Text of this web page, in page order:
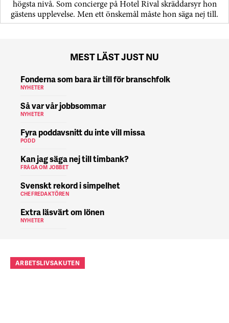
högsta nivå. Som concierge på Hotel Rival skräddarsyr hon
gästens upp­levelse. Men ett önskemål måste hon säga nej till.
MEST LÄST JUST NU
Fonderna som bara är till för branschfolk
NYHETER
Så var vår jobbsommar
NYHETER
Fyra poddavsnitt du inte vill missa
PODD
Kan jag säga nej till timbank?
FRÅGA OM JOBBET
Svenskt rekord i simpelhet
CHEFREDAKTÖREN
Extra läsvärt om lönen
NYHETER
ARBETSLIVSAKUTEN